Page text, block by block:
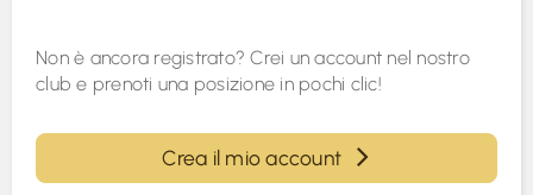
Non è ancora registrato? Crei un account nel nostro
club e prenoti una posizione in pochi clic!
Crea il mio account